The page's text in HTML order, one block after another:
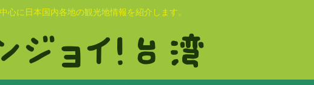
心に日本国内各地の観光地情報を紹介します。